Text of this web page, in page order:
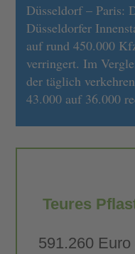
Düsseldorf – Paris:
Düsseldorfer
auf rund 450.000
verringert. Im
der täglich
43.000 auf 36.000
Teures
591.260